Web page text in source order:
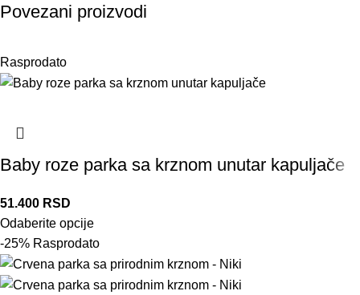
Povezani proizvodi
Rasprodato
Baby roze parka sa krznom unutar kapuljače
51.400 RSD
Odaberite opcije
-25% Rasprodato